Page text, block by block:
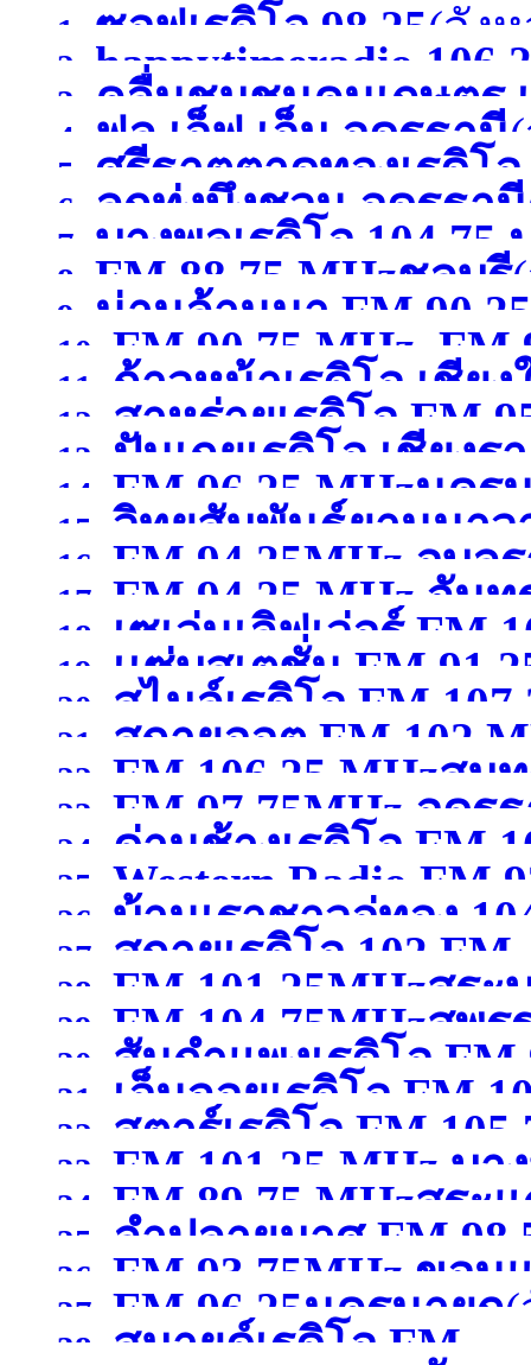
1. ซอฟเรดิโอ 98.25(จัง
2.
happytimeradio
)
3. คลื่นชุมชนคนเกษตร
4. ฟูล เอ็ฟ เอ็ม อุดรธานี
5.
ศรีธาตุตาดทองเรดิโ
อุดรธานี(จังหวัดอุดรธา
6. ลูกทุ่งบึงชวน อุดรธานี
7. บางพูลเรดิโอ 104.75
8. FM 88.75 MHzชลบุรี
9. น่านล้านนา FM
10. FM 90.75 MHz, FM
11. ก้าวหน้าเรดิโอ เชียง
12. สาหร่ายเรดิโอ FM
13. ปันเกยเรดิโอ เชียงร
14. FM 96.25 MHzนคร
15.
วิทยุสัมพันธ์ยานนาว
MHzกรุงเทพมหานคร(
16. FM 94.25MHz อุบล
17. FM 94.25 MHz จันท
18.
เซเว่นเลิฟเว่อร์ FM
สุพรรณบุรี )
19. เเซ่บสเตชั่น
20. สไมล์เรดิโอ FM
21. สกายออต FM 102
22. FM 106.25 MHzสมุ
)
23. FM 97.75MHz อุดร
24.
ด่านช้างเรดิโอ FM
สุพรรณบุรี )
25.
Western Radio
)
26.
บ้านเราชาวอู่ทอง
สุพรรณบุรี )
27. สกายเรดิโอ 102 FM
28. FM 101.25MHzสระ
29. FM 104.75MHzสุพ
30.
สันกำแพงเรดิโอ FM
เชียงใหม่ )
31.
เอ็นจอยเรดิโอ FM
ขอนแก่น )
32.
สตาร์เรดิโอ FM
เชียงราย )
33. FM 101.25 MHz บา
สมุทรปราการ )
34. FM 89.75 MHzสระ
35. ลำปลายมาศ FM
36. FM 93.75MHz ขอน
37. FM 96.25นครนายก
38. สมายด์เรดิโอ FM